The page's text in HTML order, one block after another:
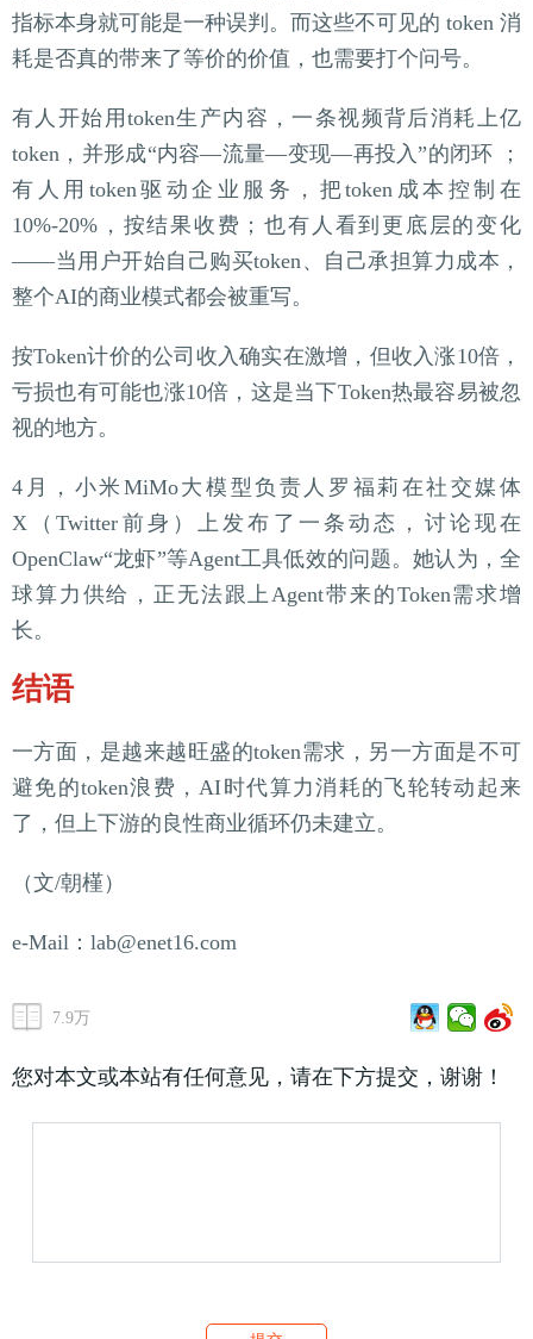
指标本身就可能是一种误判。而这些不可见的 token 消
耗是否真的带来了等价的价值，也需要打个问号。
有人开始用token生产内容，一条视频背后消耗上亿
token，并形成“内容—流量—变现—再投入”的闭环 ；
有人用token驱动企业服务，把token成本控制在
10%-20%，按结果收费；也有人看到更底层的变化
——当用户开始自己购买token、自己承担算力成本，
整个AI的商业模式都会被重写。
按Token计价的公司收入确实在激增，但收入涨10倍，
亏损也有可能也涨10倍，这是当下Token热最容易被忽
视的地方。
4月，小米MiMo大模型负责人罗福莉在社交媒体
X（Twitter前身）上发布了一条动态，讨论现在
OpenClaw“龙虾”等Agent工具低效的问题。她认为，全
球算力供给，正无法跟上Agent带来的Token需求增
长。
结语
一方面，是越来越旺盛的token需求，另一方面是不可
避免的token浪费，AI时代算力消耗的飞轮转动起来
了，但上下游的良性商业循环仍未建立。
（文/朝槿）
e-Mail：lab@enet16.com
7.9万
您对本文或本站有任何意见，请在下方提交，谢谢！